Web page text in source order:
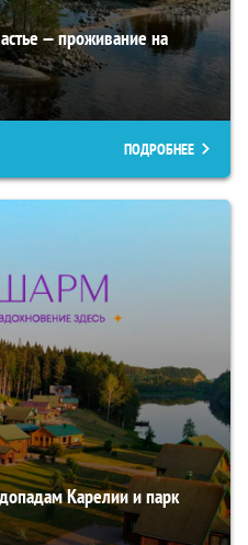
— проживание на
ПОДРОБНЕЕ
Карелии и парк